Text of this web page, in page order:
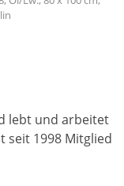
lebt und arbeitet
seit 1998 Mitglied